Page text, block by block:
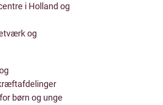
i Holland og
og
børn og unge